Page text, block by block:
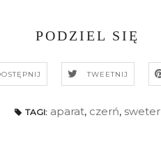
PODZIEL SIĘ
TWEETNIJ
TAGI: aparat, czerń, sweter